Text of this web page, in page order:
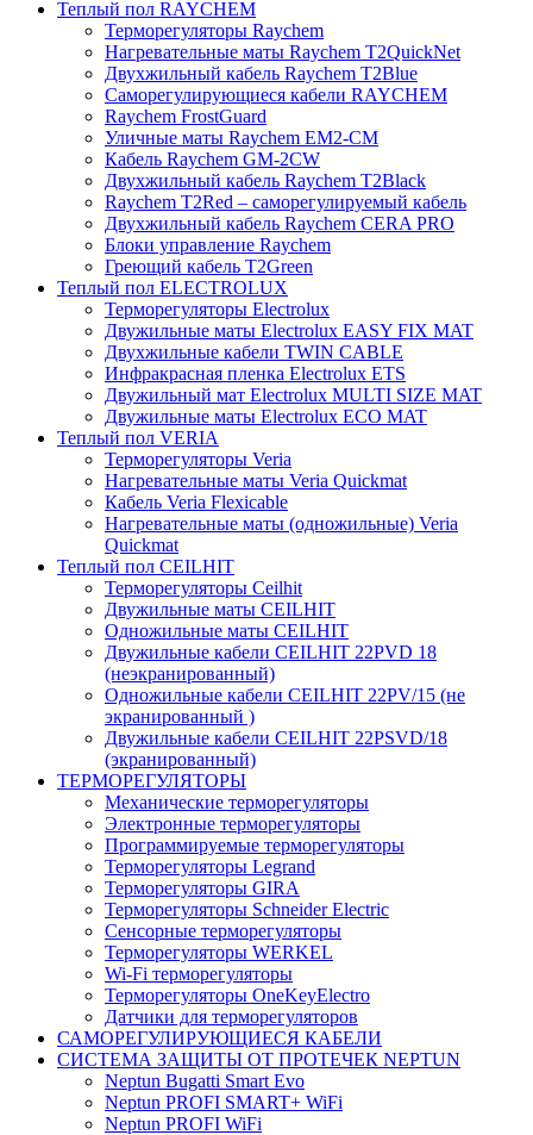
Теплый пол RAYCHEM
Терморегуляторы Raychem
Нагревательные маты Raychem T2QuickNet
Двухжильный кабель Raychem T2Blue
Саморегулирующиеся кабели RAYCHEM
Raychem FrostGuard
Уличные маты Raychem EM2-CM
Кабель Raychem GM-2CW
Двухжильный кабель Raychem T2Black
Raychem T2Red – саморегулируемый кабель
Двухжильный кабель Raychem CERA PRO
Блоки управление Raychem
Греющий кабель T2Green
Теплый пол ELECTROLUX
Терморегуляторы Electrolux
Двужильные маты Electrolux EASY FIX MAT
Двухжильные кабели TWIN CABLE
Инфракрасная пленка Electrolux ETS
Двужильный мат Electrolux MULTI SIZE MAT
Двужильные маты Electrolux ECO MAT
Теплый пол VERIA
Терморегуляторы Veria
Нагревательные маты Veria Quickmat
Кабель Veria Flexicable
Нагревательные маты (одножильные) Veria
Quickmat
Теплый пол CEILHIT
Терморегуляторы Ceilhit
Двужильные маты CEILHIT
Одножильные маты CEILHIT
Двужильные кабели CEILHIT 22PVD 18
(неэкранированный)
Одножильные кабели CEILHIT 22PV/15 (не
экранированный )
Двужильные кабели CEILHIT 22PSVD/18
(экранированный)
ТЕРМОРЕГУЛЯТОРЫ
Механические терморегуляторы
Электронные терморегуляторы
Программируемые терморегуляторы
Терморегуляторы Legrand
Терморегуляторы GIRA
Терморегуляторы Schneider Electric
Сенсорные терморегуляторы
Терморегуляторы WERKEL
Wi-Fi терморегуляторы
Терморегуляторы OneKeyElectro
Датчики для терморегуляторов
САМОРЕГУЛИРУЮЩИЕСЯ КАБЕЛИ
СИСТЕМА ЗАЩИТЫ ОТ ПРОТЕЧЕК NEPTUN
Neptun Bugatti Smart Evo
Neptun PROFI SMART+ WiFi
Neptun PROFI WiFi